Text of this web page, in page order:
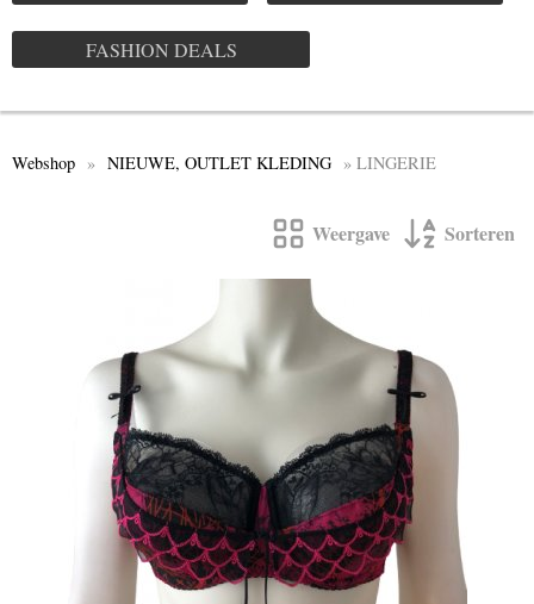
FASHION DEALS
Webshop » NIEUWE, OUTLET KLEDING » LINGERIE
Weergave Sorteren